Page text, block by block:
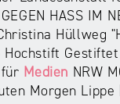
HASS IM
Hüllweg
Hochstift
Medien NRW
Morgen Lippe